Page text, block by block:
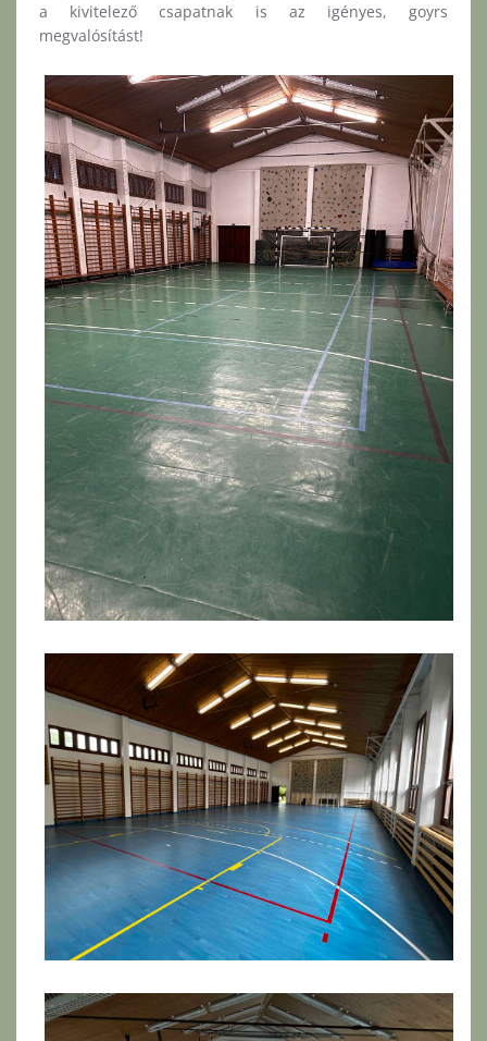
a kivitelező csapatnak is az igényes, goyrs
megvalósítást!